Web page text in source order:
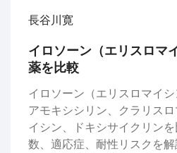
長谷川寛
イロソーン（エリスロマ
薬を比較
イロソーン（エリスロマイシ
アモキシシリン、クラリス
イシン、ドキシサイクリン
数、適応症、耐性リスクを